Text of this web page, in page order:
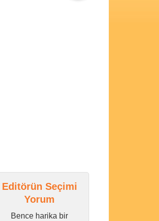
Editörün Seçimi
Yorum
Bence harika bir